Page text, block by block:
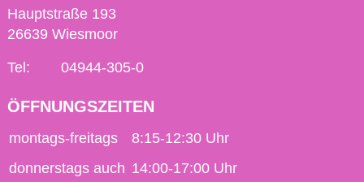
Hauptstraße 193
26639 Wiesmoor
Tel: 04944-305-0
ÖFFNUNGSZEITEN
montags-freitags
8:15-12:30 Uhr
donnerstags auch 14:00-17:00 Uhr